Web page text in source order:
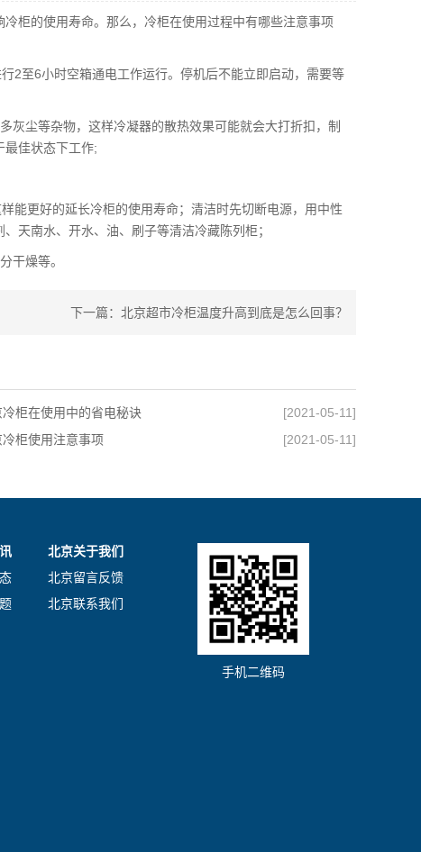
柜的使用寿命。那么，冷柜在使用过程中有哪些注意事项
2至6小时空箱通电工作运行。停机后不能立即启动，需要等
灰尘等杂物，这样冷凝器的散热效果可能就会大打折扣，制
最佳状态下工作;
能更好的延长冷柜的使用寿命；清洁时先切断电源，用中性
天南水、开水、油、刷子等清洁冷藏陈列柜；
干燥等。
下一篇： 北京超市冷柜温度升高到底是怎么回事？
冷柜在使用中的省电秘诀
[2021-05-11]
冷柜使用注意事项
[2021-05-11]
北京关于我们
北京留言反馈
北京联系我们
手机二维码